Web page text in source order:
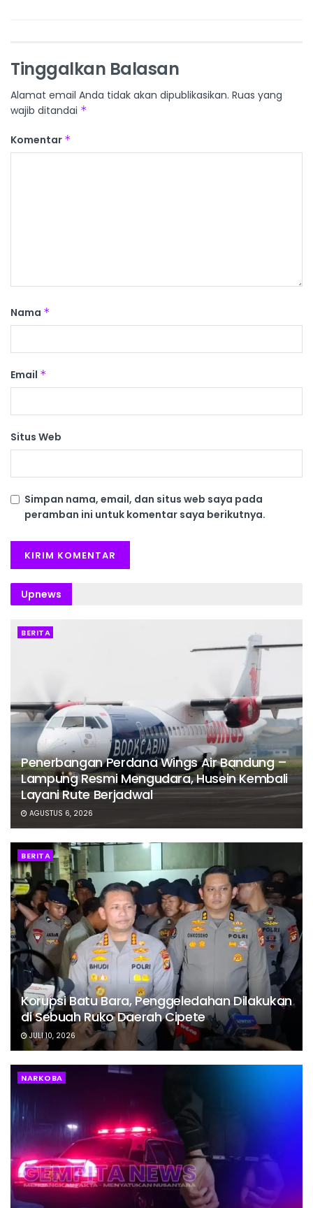
Tinggalkan Balasan
Alamat email Anda tidak akan dipublikasikan. Ruas yang
wajib ditandai *
Komentar *
Nama *
Email *
Situs Web
Simpan nama, email, dan situs web saya pada
peramban ini untuk komentar saya berikutnya.
Upnews
BERITA
Penerbangan Perdana Wings Air Bandung –
Lampung Resmi Mengudara, Husein Kembali
Layani Rute Berjadwal
AGUSTUS 6, 2026
BERITA
Korupsi Batu Bara, Penggeledahan Dilakukan
di Sebuah Ruko Daerah Cipete
JULI 10, 2026
NARKOBA